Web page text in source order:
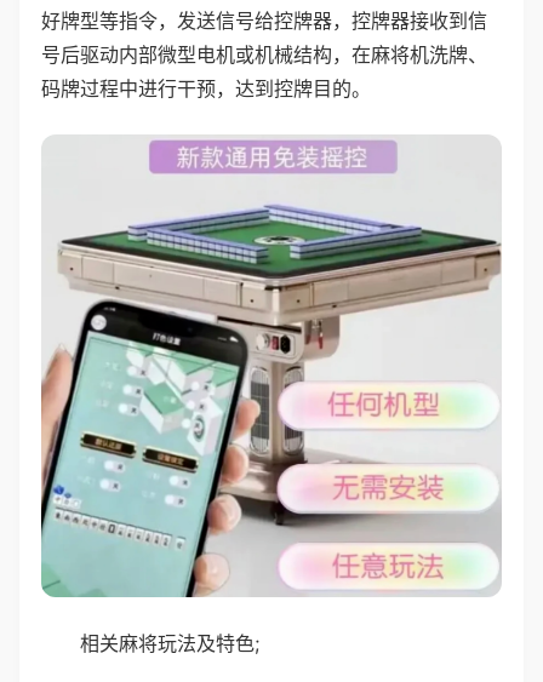
好牌型等指令，发送信号给控牌器，控牌器接收到信
号后驱动内部微型电机或机械结构，在麻将机洗牌、
码牌过程中进行干预，达到控牌目的。
相关麻将玩法及特色;